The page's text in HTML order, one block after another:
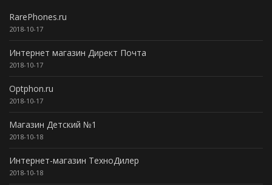
RarePhones.ru
2018-10-17
Интернет магазин Директ Почта
2018-10-17
Optphon.ru
2018-10-17
Магазин Детский №1
2018-10-18
Интернет-магазин ТехноДилер
2018-10-18